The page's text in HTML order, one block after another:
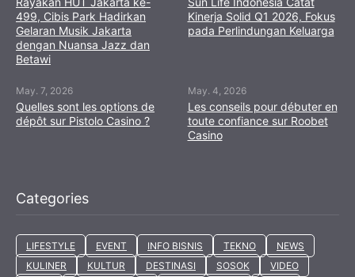
499, Cibis Park Hadirkan
Gelaran Musik Jakarta
dengan Nuansa Jazz dan
Betawi
Kinerja Solid Q1 2026, Fokus
pada Perlindungan Keluarga
May. 7, 2026
Quelles sont les options de
dépôt sur Pistolo Casino ?
May. 4, 2026
Les conseils pour débuter en
toute confiance sur Roobet
Casino
Categories
LIFESTYLE EVENT INFO BISNIS TEKNO
NEWS
KULINER
KULTUR DESTINASI SOSOK VIDEO